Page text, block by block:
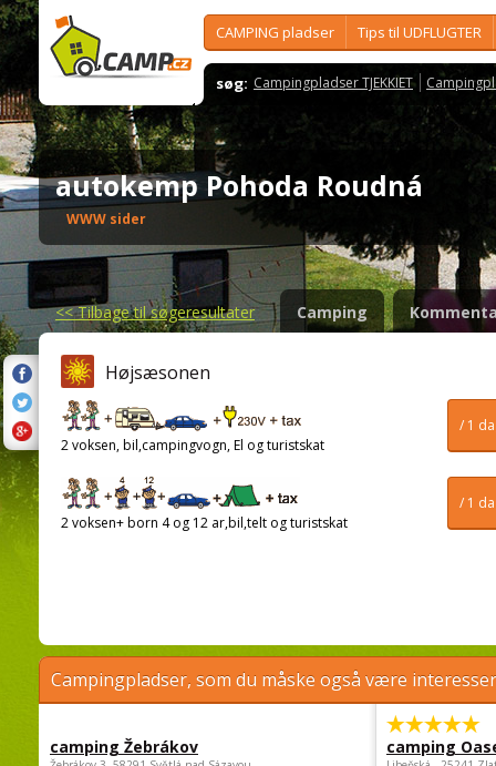
CAMPING pladser Tips til UDFLUGTER
søg: Campingpladser TJEKKIET
autokemp Pohoda Roudná
WWW sider
<<Tilbage til søgeresultater Camping
Højsæsonen
/ 1
2 voksen, bil,campingvogn, El og turistskat
/ 1
2 voksen+ born 4 og 12 ar,bil,telt og turistskat
Campingpladser, som du måske også være
camping Žebrákov camping